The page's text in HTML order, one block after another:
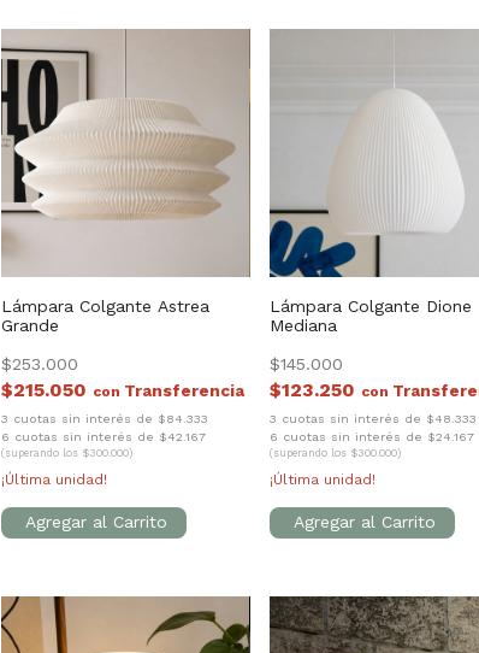
Lámpara Colgante Astrea
Grande
$253.000
$215.050 con
3 cuotas sin interés de $84.333
6 cuotas sin interés de $42.167
(superando los $300.000)
¡Última unidad!
Lámpara Colgante Dione
Mediana
$145.000
$123.250 con
3 cuotas sin interés de $48.333
6 cuotas sin interés de $24.167
(superando los $300.000)
¡Última unidad!